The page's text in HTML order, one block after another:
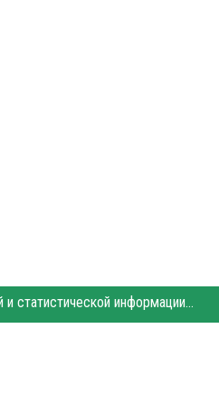
Этот сайт использует «cookies». Также сайт использует интернет-сервис для сбора технических данных касательно посетителей с целью получения маркетинговой и статистической информации. Условия обработки данных посетителей сайта см.